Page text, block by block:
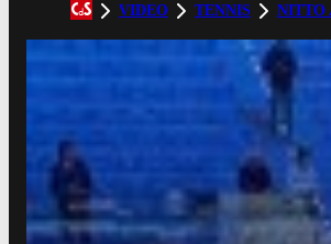
VIDEO TENNIS NITTO